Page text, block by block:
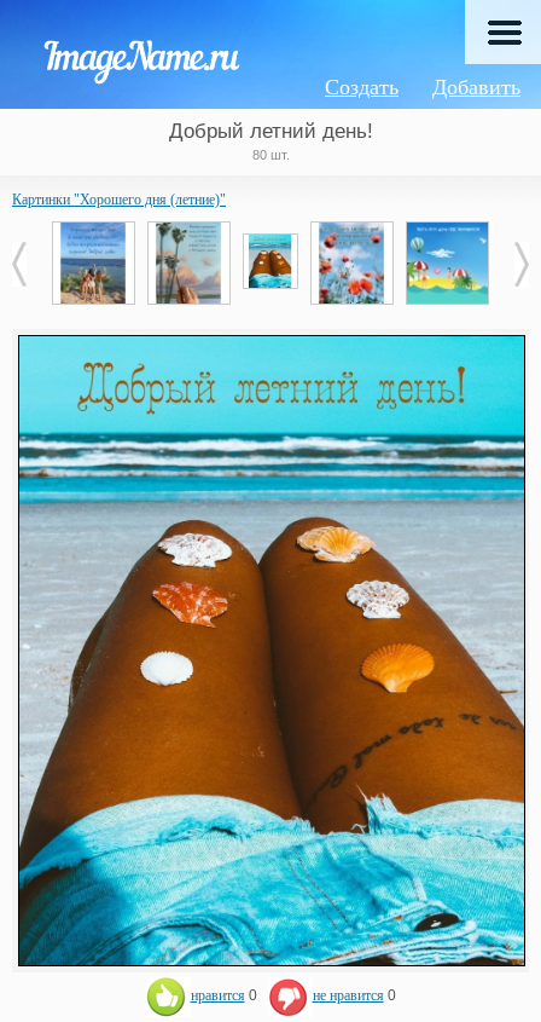
Добавить
Создать
Добрый летний день!
80 шт.
Картинки "Хорошего дня (летние)"
нравится 0 не нравится 0